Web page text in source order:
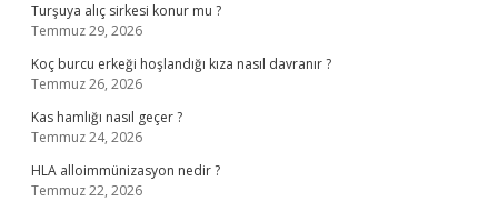
Turşuya alıç sirkesi konur mu ?
Temmuz 29, 2026
Koç burcu erkeği hoşlandığı kıza nasıl davranır ?
Temmuz 26, 2026
Kas hamlığı nasıl geçer ?
Temmuz 24, 2026
HLA alloimmünizasyon nedir ?
Temmuz 22, 2026